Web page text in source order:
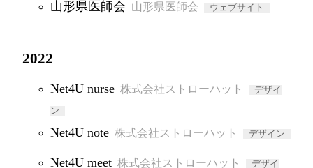
山形県医師会 山形県医師会 ウェブサイト
2022
Net4U nurse 株式会社ストローハット デザイ
ン
Net4U note 株式会社ストローハット デザイン
Net4U meet 株式会社ストローハット デザイ